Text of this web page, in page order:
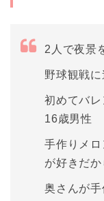
2人で夜景
野球観戦
初めてバ
16歳男性
手作りメ
が好きだ
奥さんが